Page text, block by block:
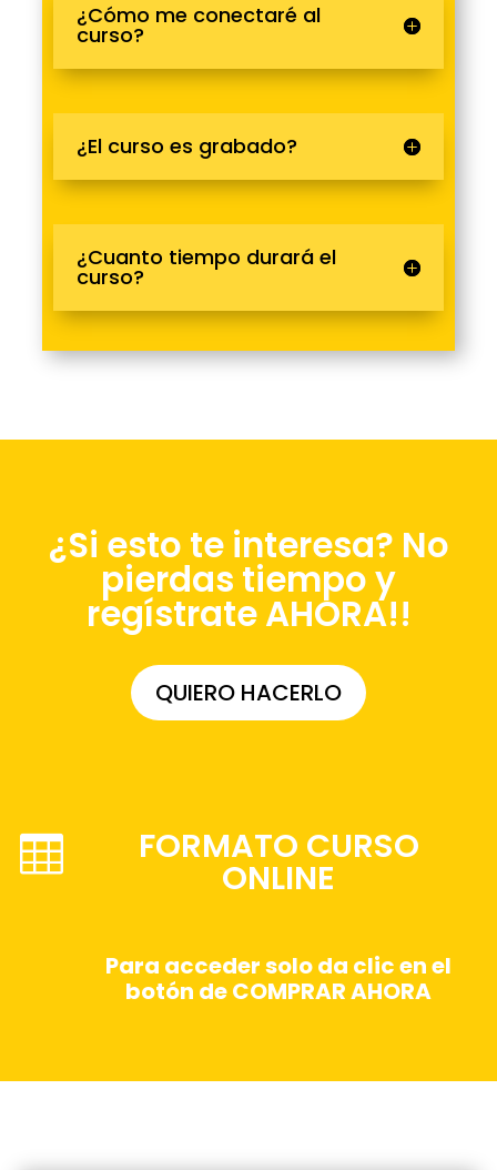
¿Cómo me conectaré al
curso?
¿El curso es grabado?
¿Cuanto tiempo durará el
curso?
¿Si esto te interesa? No
pierdas tiempo y
regístrate AHORA!!
QUIERO HACERLO
 FORMATO CURSO
ONLINE
Para acceder solo da clic en el
botón de COMPRAR AHORA